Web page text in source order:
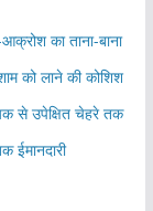
का ताना-बाना
को लाने की कोशिश
से उपेक्षित चेहरे तक
ईमानदारी